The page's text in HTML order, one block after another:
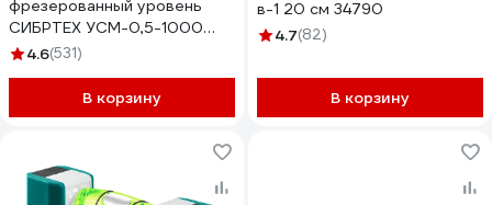
фрезерованный уровень
СИБРТЕХ УСМ-0,5-1000
магнитный 34117
4.6(531)
В корзину
в-1 20 см 34790
4.7(82)
В корзину